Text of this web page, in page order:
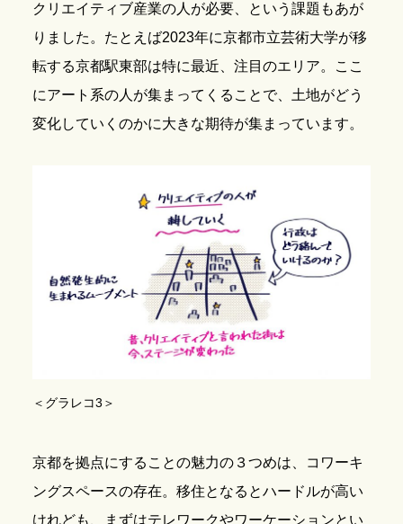
クリエイティブ産業の人が必要、という課題もあが
りました。たとえば2023年に京都市立芸術大学が移
転する京都駅東部は特に最近、注目のエリア。ここ
にアート系の人が集まってくることで、土地がどう
変化していくのかに大きな期待が集まっています。
＜グラレコ3＞
京都を拠点にすることの魅力の３つめは、コワーキ
ングスペースの存在。移住となるとハードルが高い
けれども、まずはテレワークやワーケーションとい